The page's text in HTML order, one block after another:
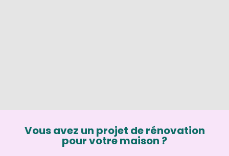
Vous avez un projet de rénovation
pour votre maison ?